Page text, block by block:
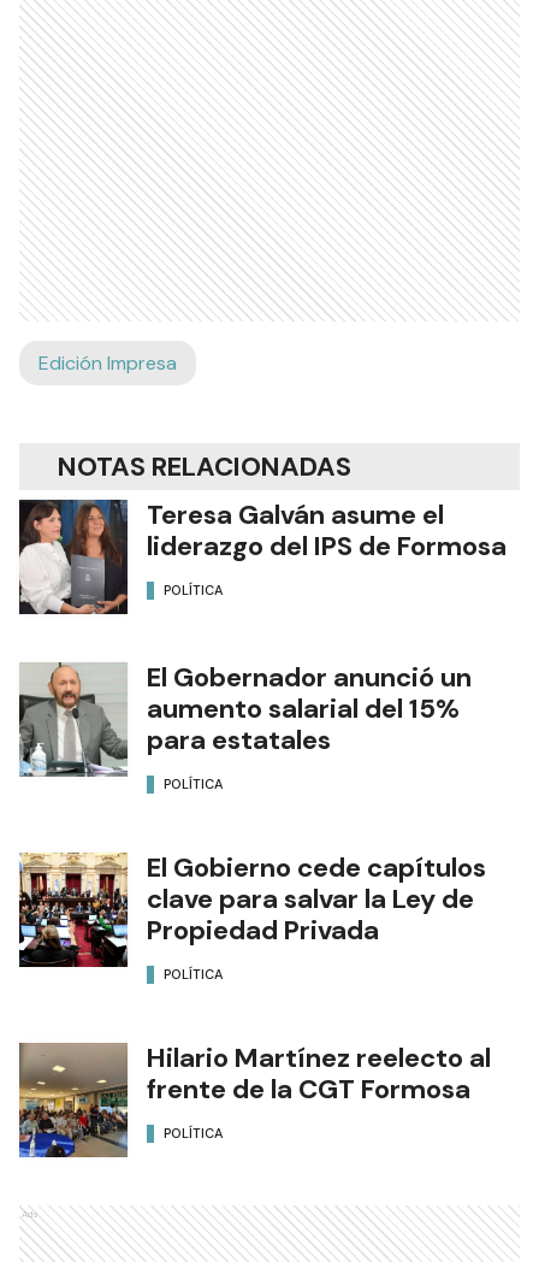
Edición Impresa
NOTAS RELACIONADAS
Teresa Galván asume el
liderazgo del IPS de Formosa
POLÍTICA
El Gobernador anunció un
aumento salarial del 15%
para estatales
POLÍTICA
El Gobierno cede capítulos
clave para salvar la Ley de
Propiedad Privada
POLÍTICA
Hilario Martínez reelecto al
frente de la CGT Formosa
POLÍTICA
Ads